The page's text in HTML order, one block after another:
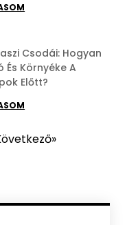
Csodái: Hogyan
És Környéke A
Előtt?